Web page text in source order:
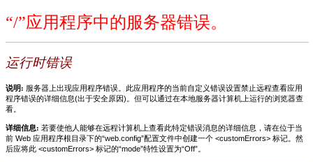
“/”应用程序中的服务器错误。
运行时错误
说明: 服务器上出现应用程序错误。此应用程序的当前自定义错误设置禁止远程查看应用
程序错误的详细信息(出于安全原因)。但可以通过在本地服务器计算机上运行的浏览器查
看。
详细信息: 若要使他人能够在远程计算机上查看此特定错误消息的详细信息，请在位于当
前 Web 应用程序根目录下的“web.config”配置文件中创建一个 <customErrors> 标记。然
后应将此 <customErrors> 标记的“mode”特性设置为“Off”。